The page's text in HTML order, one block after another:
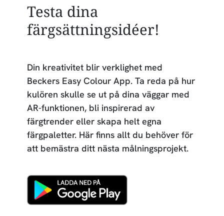
Testa dina
färgsättningsidéer!
Din kreativitet blir verklighet med
Beckers Easy Colour App. Ta reda på hur
kulören skulle se ut på dina väggar med
AR-funktionen, bli inspirerad av
färgtrender eller skapa helt egna
färgpaletter. Här finns allt du behöver för
att bemästra ditt nästa målningsprojekt.